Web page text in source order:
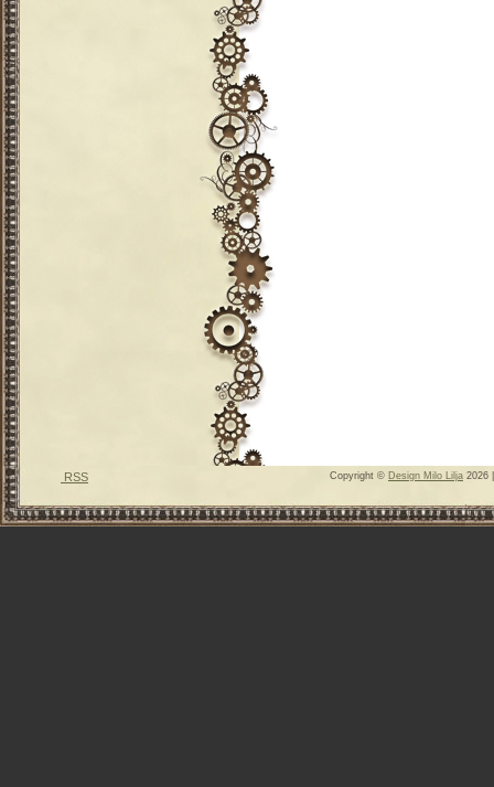
Copyright © Design Milo Lilja 2026
RSS